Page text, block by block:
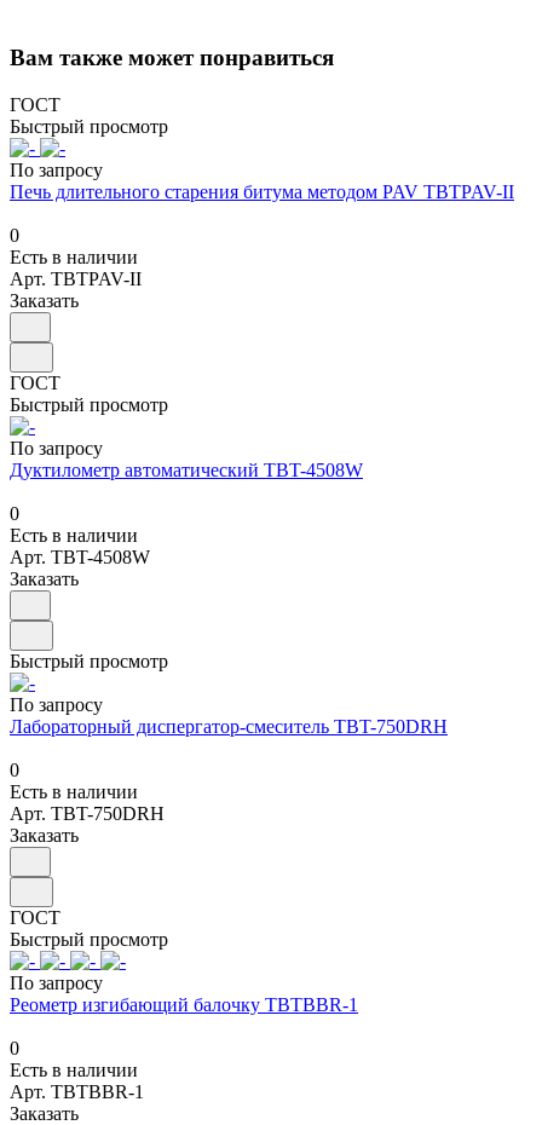
Вам также может понравиться
ГОСТ
Быстрый просмотр
По запросу
Печь длительного старения битума методом PAV TBTPAV-II
0
Есть в наличии
Арт. TBTPAV-II
Заказать
ГОСТ
Быстрый просмотр
По запросу
Дуктилометр автоматический TBT-4508W
0
Есть в наличии
Арт. TBT-4508W
Заказать
Быстрый просмотр
По запросу
Лабораторный диспергатор-смеситель TBT-750DRH
0
Есть в наличии
Арт. TBT-750DRH
Заказать
ГОСТ
Быстрый просмотр
По запросу
Реометр изгибающий балочку TBTBBR-1
0
Есть в наличии
Арт. TBTBBR-1
Заказать